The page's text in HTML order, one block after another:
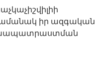
իր ազգական